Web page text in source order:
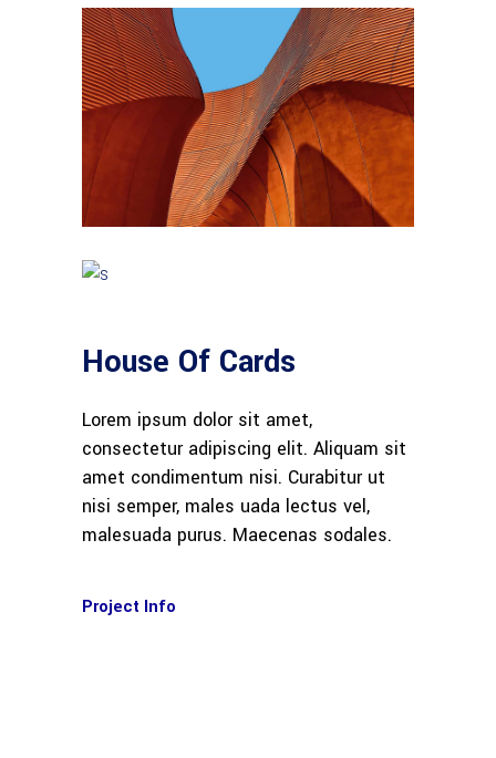
House Of Cards
Lorem ipsum dolor sit amet,
consectetur adipiscing elit. Aliquam sit
amet condimentum nisi. Curabitur ut
nisi semper, males uada lectus vel,
malesuada purus. Maecenas sodales.
Project Info